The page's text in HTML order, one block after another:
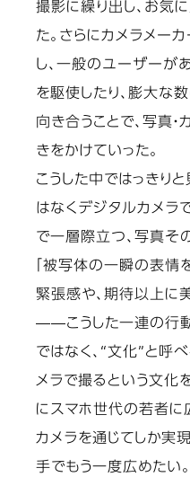
撮影に繰り出し、お気
た。さらにカメラメー
し、一般のユーザーが
を駆使したり、膨大な
向き合うことで、写真
きをかけていった。
こうした中ではっきり
はなくデジタルカメラ
で一層際立つ、写真そ
「被写体の一瞬の表情
緊張感や、期待以上に
――こうした一連の行
ではなく、“文化”と呼
メラで撮るという文化
にスマホ世代の若者に
カメラを通じてしか実
手でもう一度広めたい